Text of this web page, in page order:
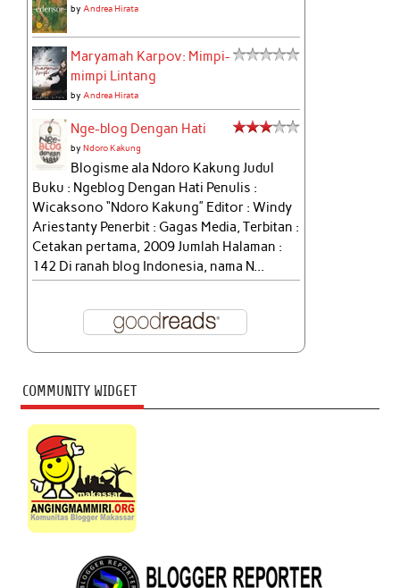
byAndrea Hirata
Maryamah Karpov: Mimpi-
mimpi Lintang
byAndrea Hirata
Nge-blog Dengan Hati
byNdoro Kakung
Blogisme ala Ndoro Kakung Judul
Buku : Ngeblog Dengan Hati Penulis :
Wicaksono “Ndoro Kakung” Editor : Windy
Ariestanty Penerbit : Gagas Media, Terbitan :
Cetakan pertama, 2009 Jumlah Halaman :
142 Di ranah blog Indonesia, nama N...
COMMUNITY WIDGET